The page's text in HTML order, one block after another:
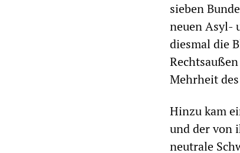
sieben
neuen Asyl-
diesmal die
Mehrheit
Hinzu kam
und der von
neutrale